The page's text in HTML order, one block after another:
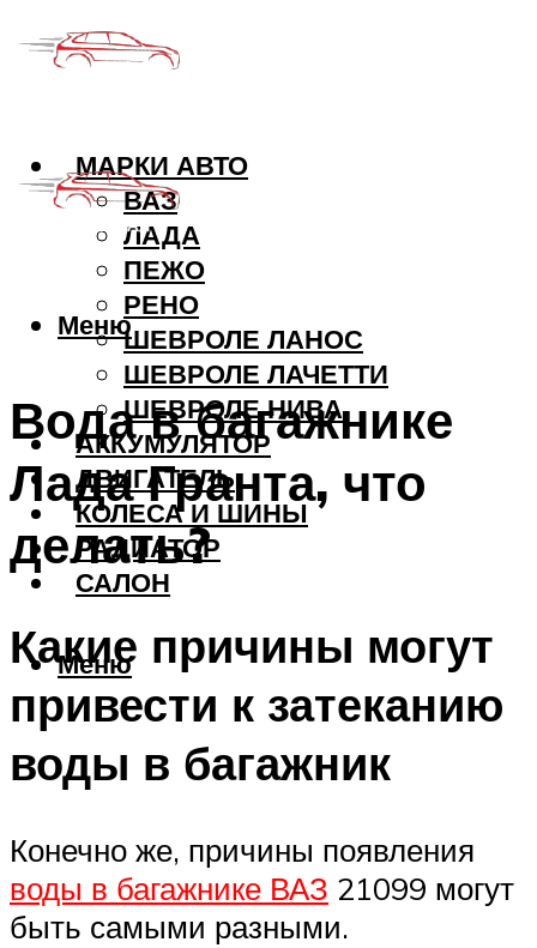
МАРКИ АВТО
ВАЗ
ЛАДА
ПЕЖО
РЕНО
ШЕВРОЛЕ ЛАНОС
ШЕВРОЛЕ ЛАЧЕТТИ
ШЕВРОЛЕ НИВА
АККУМУЛЯТОР
ДВИГАТЕЛЬ
КОЛЕСА И ШИНЫ
РАДИАТОР
САЛОН
Меню
Меню
Вода в багажнике
Лада Гранта, что
делать?
Какие причины могут
привести к затеканию
воды в багажник
Конечно же, причины появления
воды в багажнике ВАЗ 21099 могут
быть самыми разными.